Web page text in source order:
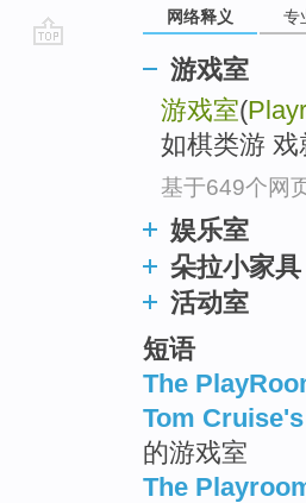
网络释义 专
游戏室
游戏室(
如棋类游
基于649个网
娱乐室
朵拉小家具
活动室
短语
The
Tom
的游戏室
The